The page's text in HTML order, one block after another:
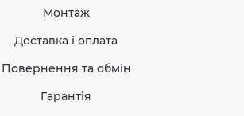
Монтаж
Доставка і оплата
Повернення та обмін
Гарантія